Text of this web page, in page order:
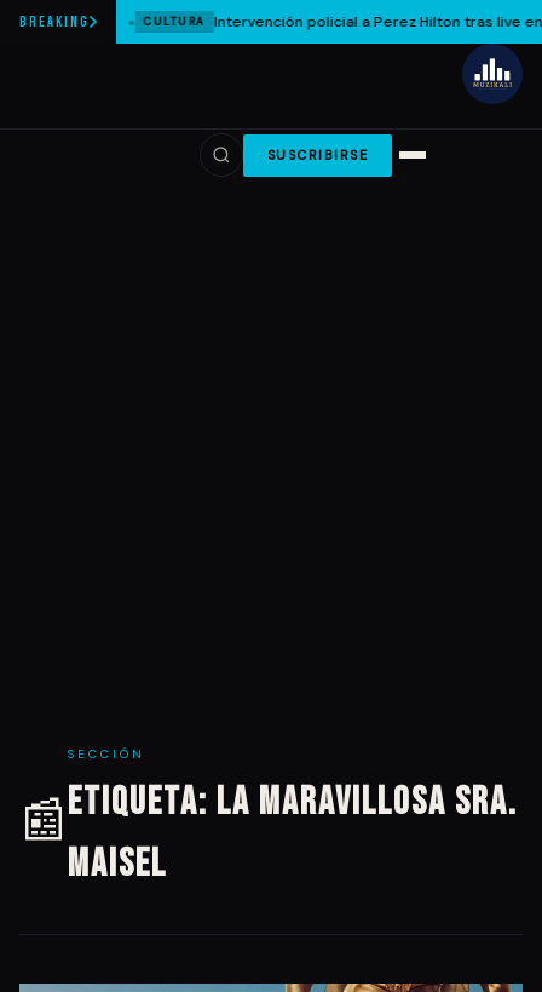
BREAKING CULTURA Intervención policial a Perez Hilton tras live en
SUSCRIBIRSE
📰
SECCIÓN
Etiqueta: La Maravillosa Sra.
Maisel